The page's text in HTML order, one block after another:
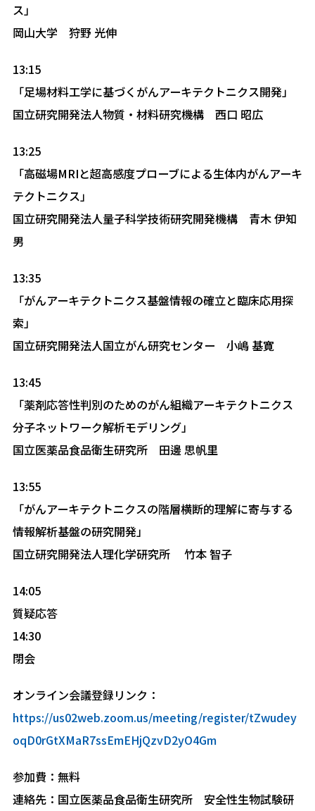
ス」
岡山大学 狩野 光伸
13:15
「足場材料工学に基づくがんアーキテクトニクス開発」
国立研究開発法人物質・材料研究機構 西口 昭広
13:25
「高磁場MRIと超高感度プローブによる生体内がんアーキ
テクトニクス」
国立研究開発法人量子科学技術研究開発機構 青木 伊知
男
13:35
「がんアーキテクトニクス基盤情報の確立と臨床応用探
索」
国立研究開発法人国立がん研究センター 小嶋 基寛
13:45
「薬剤応答性判別のためのがん組織アーキテクトニクス
分子ネットワーク解析モデリング」
国立医薬品食品衛生研究所 田邊 思帆里
13:55
「がんアーキテクトニクスの階層横断的理解に寄与する
情報解析基盤の研究開発」
国立研究開発法人理化学研究所 竹本 智子
14:05
質疑応答
14:30
閉会
オンライン会議登録リンク：
https://us02web.zoom.us/meeting/register/tZwudey
oqD0rGtXMaR7ssEmEHjQzvD2yO4Gm
参加費：無料
連絡先：国立医薬品食品衛生研究所 安全性生物試験研